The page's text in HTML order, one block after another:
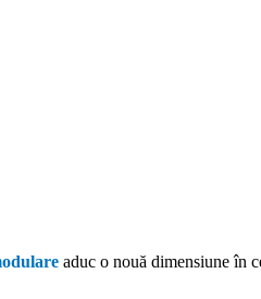
aduc o nouă dimensiune în